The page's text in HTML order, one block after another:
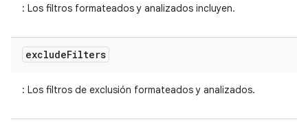
: Los filtros formateados y analizados incluyen.
excludeFilters
: Los filtros de exclusión formateados y analizados.